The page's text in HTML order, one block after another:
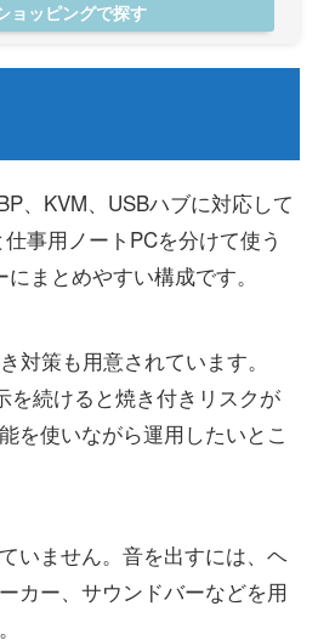
ョッピングで探す
、KVM、USBハブに対応して
事用ノートPCを分けて使う
まとめやすい構成です。
対策も用意されています。
を続けると焼き付きリスクが
を使いながら運用したいとこ
いません。音を出すには、ヘ
カー、サウンドバーなどを用